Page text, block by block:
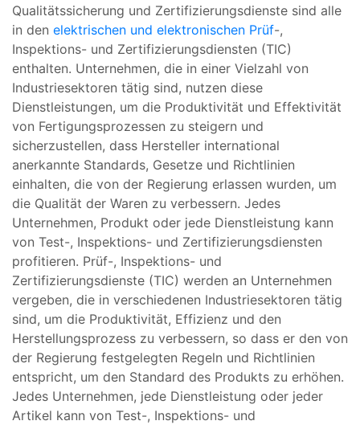
Qualitätssicherung und Zertifizierungsdienste sind alle
in den elektrischen und elektronischen Prüf-,
Inspektions- und Zertifizierungsdiensten (TIC)
enthalten. Unternehmen, die in einer Vielzahl von
Industriesektoren tätig sind, nutzen diese
Dienstleistungen, um die Produktivität und Effektivität
von Fertigungsprozessen zu steigern und
sicherzustellen, dass Hersteller international
anerkannte Standards, Gesetze und Richtlinien
einhalten, die von der Regierung erlassen wurden, um
die Qualität der Waren zu verbessern. Jedes
Unternehmen, Produkt oder jede Dienstleistung kann
von Test-, Inspektions- und Zertifizierungsdiensten
profitieren. Prüf-, Inspektions- und
Zertifizierungsdienste (TIC) werden an Unternehmen
vergeben, die in verschiedenen Industriesektoren tätig
sind, um die Produktivität, Effizienz und den
Herstellungsprozess zu verbessern, so dass er den von
der Regierung festgelegten Regeln und Richtlinien
entspricht, um den Standard des Produkts zu erhöhen.
Jedes Unternehmen, jede Dienstleistung oder jeder
Artikel kann von Test-, Inspektions- und